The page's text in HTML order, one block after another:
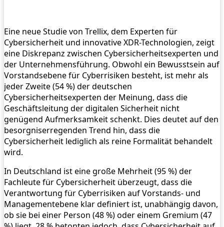
Eine neue Studie von Trellix, dem Experten für
Cybersicherheit und innovative XDR-Technologien, zeigt
eine Diskrepanz zwischen Cybersicherheitsexperten und
der Unternehmensführung. Obwohl ein Bewusstsein auf
Vorstandsebene für Cyberrisiken besteht, ist mehr als
jeder Zweite (54 %) der deutschen
Cybersicherheitsexperten der Meinung, dass die
Geschäftsleitung der digitalen Sicherheit nicht
genügend Aufmerksamkeit schenkt. Dies deutet auf den
besorgniserregenden Trend hin, dass die
Cybersicherheit lediglich als reine Formalität behandelt
wird.
In Deutschland ist eine große Mehrheit (95 %) der
Fachleute für Cybersicherheit überzeugt, dass die
Verantwortung für Cyberrisiken auf Vorstands- und
Managementebene klar definiert ist, unabhängig davon,
ob sie bei einer Person (48 %) oder einem Gremium (47